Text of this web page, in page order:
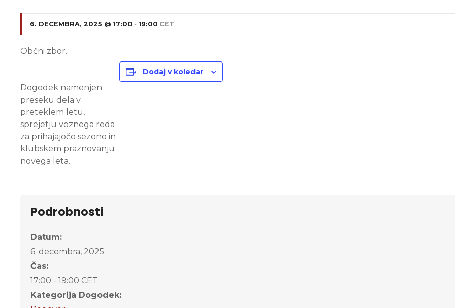
6. DECEMBRA, 2025 @ 17:00 - 19:00 CET
Občni zbor.
Dogodek namenjen
preseku dela v
preteklem letu,
sprejetju voznega reda
za prihajajočo sezono in
klubskem praznovanju
novega leta.
Dodaj v koledar
Podrobnosti
Datum:
6. decembra, 2025
Čas:
17:00 - 19:00 CET
Kategorija Dogodek: